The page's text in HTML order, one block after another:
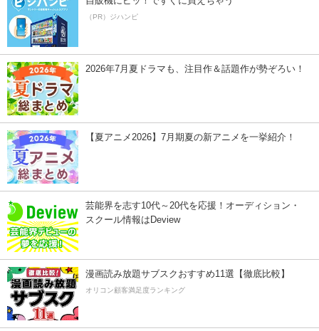
（PR）ジハンピ
2026年7月夏ドラマも、注目作＆話題作が勢ぞろい！
【夏アニメ2026】7月期夏の新アニメを一挙紹介！
芸能界を志す10代～20代を応援！オーディション・
スクール情報はDeview
漫画読み放題サブスクおすすめ11選【徹底比較】
オリコン顧客満足度ランキング